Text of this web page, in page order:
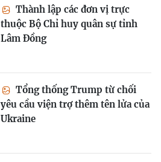
Thành lập các đơn vị trực
thuộc Bộ Chỉ huy quân sự tỉnh
Lâm Đồng
Tổng thống Trump từ chối
yêu cầu viện trợ thêm tên lửa của
Ukraine